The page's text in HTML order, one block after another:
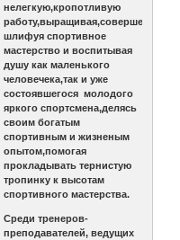
нелегкую,кропотливую
работу,выращивая,совершенствуя,
шлифуя спортивное
мастерство и воспитывая
душу как маленького
человечека,так и уже
состоявшегося молодого
яркого спортсмена,делясь
своим богатым
спортивным и жизненым
опытом,помогая
прокладывать тернистую
тропинку к высотам
спортивного мастерства.
Среди тренеров-
преподавателей, ведущих